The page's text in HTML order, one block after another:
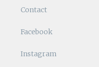
Contact
Facebook
Instagram